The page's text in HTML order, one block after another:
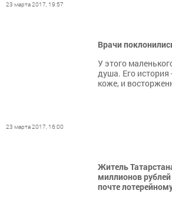
23 марта 2017, 19:57
Врачи
У этого
душа. Его
коже, и
23 марта 2017, 16:00
Житель
миллионов
почте